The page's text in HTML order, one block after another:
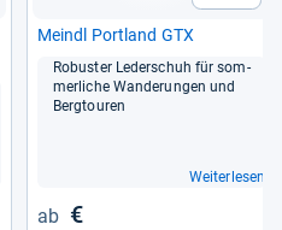
Meindl Port­land GTX
Robus­ter Leder­schuh für som­
mer­li­che Wan­de­run­gen und
Berg­tou­ren
Weiterlesen
€